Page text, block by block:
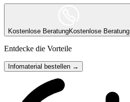
Kostenlose BeratungKostenlose Beratung
Entdecke die Vorteile
Infomaterial bestellen →